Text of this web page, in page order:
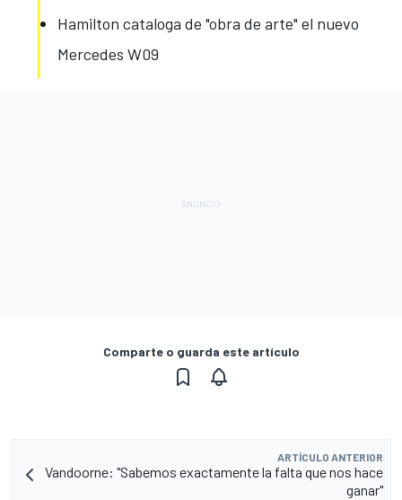
Hamilton cataloga de "obra de arte" el nuevo
Mercedes W09
Comparte o guarda este artículo
ARTÍCULO ANTERIOR
Vandoorne: "Sabemos exactamente la falta que nos hace
ganar"